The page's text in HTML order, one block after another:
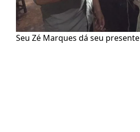
Seu Zé Marques dá seu presente